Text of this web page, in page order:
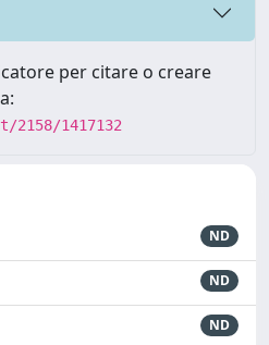
per citare o creare
1417132
ND
ND
ND